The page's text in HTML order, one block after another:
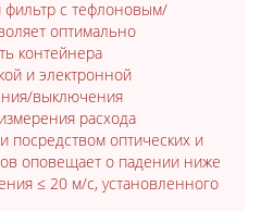
фильтр с тефлоновым/
оптимально
контейнера
и электронной
выключения
расхода
посредством оптических и
оповещает о падении ниже
≤ 20 м/с, установленного